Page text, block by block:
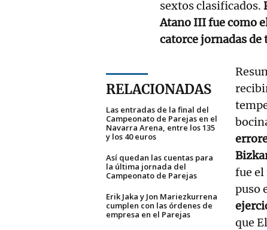
sextos clasificados.
Atano III fue como
catorce jornadas
RELACIONADAS
Las entradas de la final del
Campeonato de Parejas en el
Navarra Arena, entre los 135
y los 40 euros
Así quedan las cuentas para
la última jornada del
Campeonato de Parejas
Erik Jaka y Jon Mariezkurrena
cumplen con las órdenes de
empresa en el Parejas
fue el
puso
que